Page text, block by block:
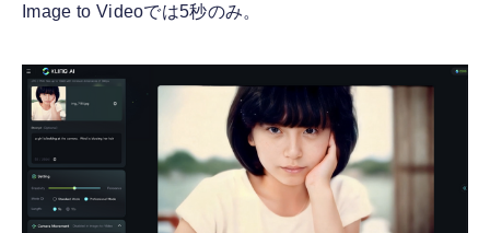
Image to Videoでは5秒のみ。